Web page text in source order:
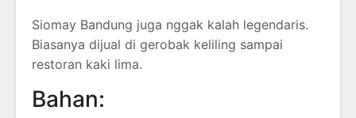
Siomay Bandung juga nggak kalah legendaris.
Biasanya dijual di gerobak keliling sampai
restoran kaki lima.
Bahan: